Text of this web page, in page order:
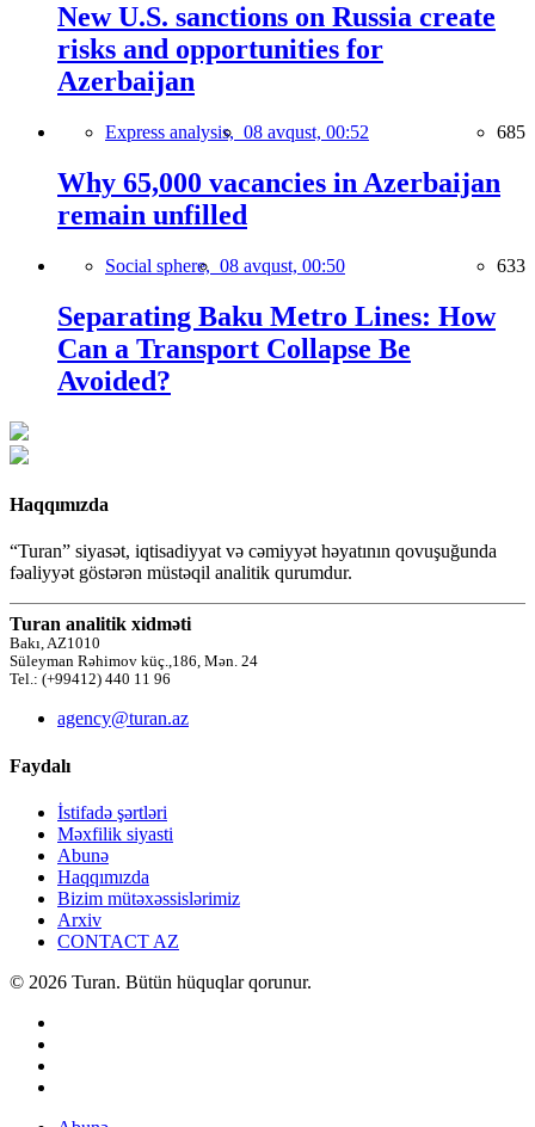
New U.S. sanctions on Russia create
risks and opportunities for
Azerbaijan
Express analysis, 08 avqust, 00:52 685
Why 65,000 vacancies in Azerbaijan
remain unfilled
Social sphere, 08 avqust, 00:50 633
Separating Baku Metro Lines: How
Can a Transport Collapse Be
Avoided?
Haqqımızda
“Turan” siyasət, iqtisadiyyat və cəmiyyət həyatının qovuşuğunda
fəaliyyət göstərən müstəqil analitik qurumdur.
Turan analitik xidməti
Bakı, AZ1010
Süleyman Rəhimov küç.,186, Mən. 24
Tel.: (+99412) 440 11 96
agency@turan.az
Faydalı
İstifadə şərtləri
Məxfilik siyasti
Abunə
Haqqımızda
Bizim mütəxəssislərimiz
Arxiv
CONTACT AZ
© 2026 Turan. Bütün hüquqlar qorunur.